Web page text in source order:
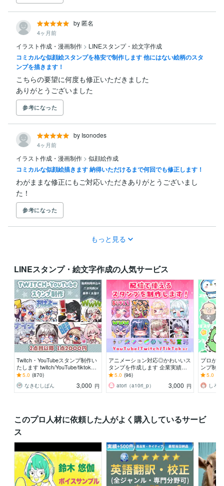
by 匿名
4ヶ月前
イラスト作成・漫画制作 > LINEスタンプ・絵文字作成
コミカルな似顔絵スタンプを格安で制作します 他にはない絵柄のスタ
ンプを描きます！
こちらの要望に何度も修正いただきました
ありがとうございました
参考になった
by Isonodes
4ヶ月前
イラスト作成・漫画制作 > 似顔絵作成
コミカルな似顔絵描きます 納得いただけるまで何回でも修正します！
わがままな修正にもご対応いただきありがとうございまし
た！
参考になった
もっと見る
LINEスタンプ・絵文字作成の人気サービス
Twitch・YouTubeスタンプ制作い
たします twitch/YouTube/tiktok配
信用スタンプ制作
5.0 (870)
なきむしぱん
3,000 円
アニメーション対応◎かわいいス
タンプを作成します 企業実績多
数有！YouTube・Twitch・TikTok
☆
5.0 (96)
atori（a10ri_p）
3,000 円
プロが
ンプ制
e、
☆
5.0
しろ
このプロ人材に依頼した人がよく購入しているサービ
ス